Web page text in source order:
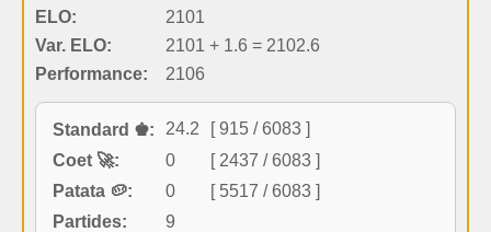
ELO:
2101
Var. ELO:
2101 + 1.6 = 2102.6
Performance:
2106
Standard ♚: 24.2
[ 915 / 6083 ]
Coet 🚀:
0
[ 2437 / 6083 ]
Patata 🥔:
0
[ 5517 / 6083 ]
Partides:
9